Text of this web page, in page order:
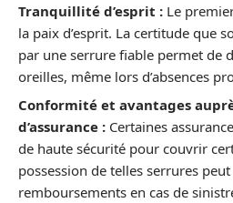
Tranquillité d’esprit : Le
la paix d’esprit. La certitude que
par une serrure fiable permet de
oreilles, même lors d’absences
Conformité et avantages
d’assurance : Certaines
de haute sécurité pour couvrir
possession de telles serrures
remboursements en cas de